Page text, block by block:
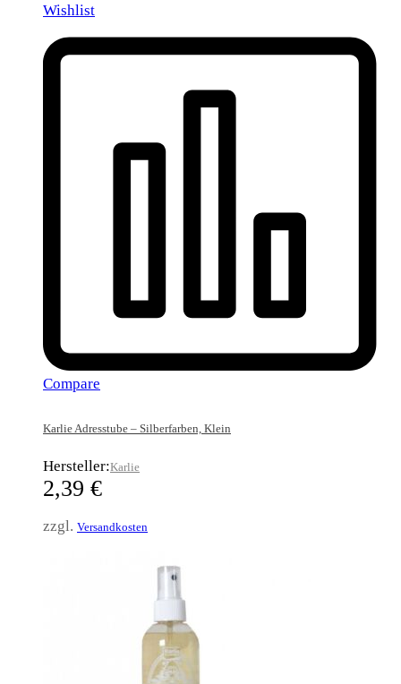
Wishlist
Compare
Karlie Adresstube – Silberfarben, Klein
Hersteller:Karlie
2,39 €
zzgl. Versandkosten